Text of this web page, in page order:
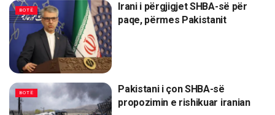
BOTË
Irani i përgjigjet SHBA-së për
paqe, përmes Pakistanit
BOTË
Pakistani i çon SHBA-së
propozimin e rishikuar iranian